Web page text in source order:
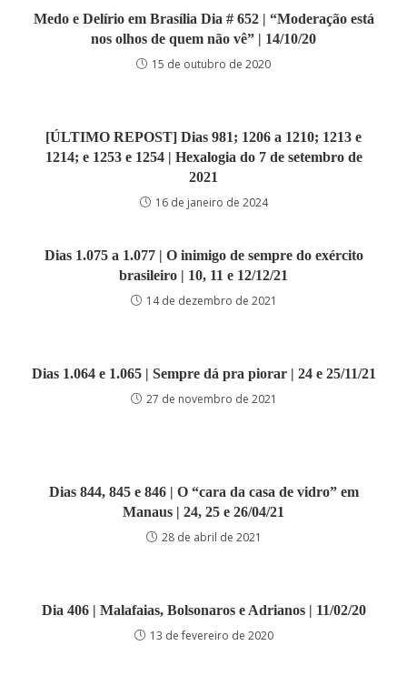
Medo e Delírio em Brasília Dia # 652 | “Moderação está
nos olhos de quem não vê” | 14/10/20
15 de outubro de 2020
[ÚLTIMO REPOST] Dias 981; 1206 a 1210; 1213 e
1214; e 1253 e 1254 | Hexalogia do 7 de setembro de
2021
16 de janeiro de 2024
Dias 1.075 a 1.077 | O inimigo de sempre do exército
brasileiro | 10, 11 e 12/12/21
14 de dezembro de 2021
Dias 1.064 e 1.065 | Sempre dá pra piorar | 24 e 25/11/21
27 de novembro de 2021
Dias 844, 845 e 846 | O “cara da casa de vidro” em
Manaus | 24, 25 e 26/04/21
28 de abril de 2021
Dia 406 | Malafaias, Bolsonaros e Adrianos | 11/02/20
13 de fevereiro de 2020